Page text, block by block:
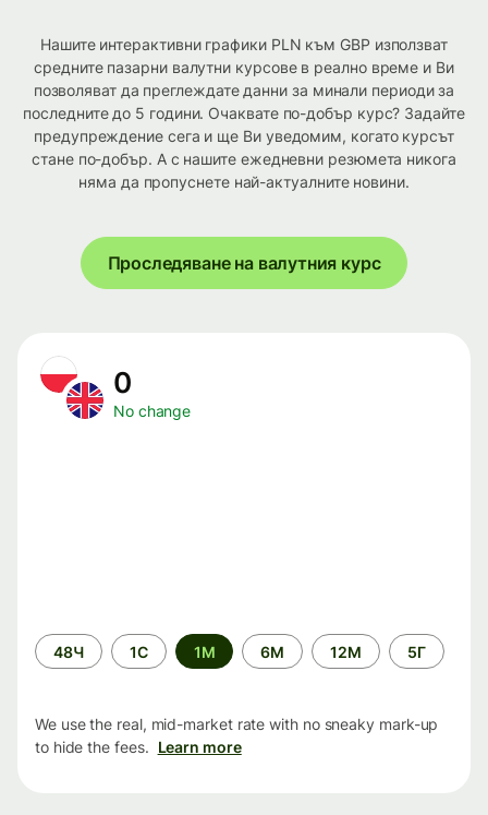
Нашите интерактивни графики PLN към GBP използват
средните пазарни валутни курсове в реално време и Ви
позволяват да преглеждате данни за минали периоди за
последните до 5 години. Очаквате по-добър курс? Задайте
предупреждение сега и ще Ви уведомим, когато курсът
стане по-добър. А с нашите ежедневни резюмета никога
няма да пропуснете най-актуалните новини.
Проследяване на валутния курс
0
No change
Time
period
48Ч 1С 1М 6М 12М 5Г
We use the real, mid-market rate with no sneaky mark-up
to hide the fees. Learn more